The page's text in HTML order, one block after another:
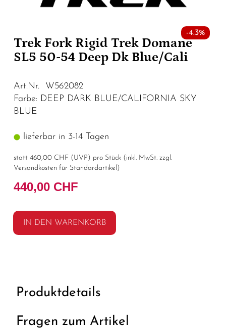
-4.3%
Trek Fork Rigid Trek Domane
SL5 50-54 Deep Dk Blue/Cali
Art.Nr. W562082
Farbe: DEEP DARK BLUE/CALIFORNIA SKY
BLUE
lieferbar in 3-14 Tagen
statt 460,00 CHF ( UVP ) pro Stück (inkl. MwSt. zzgl.
Versandkosten für Standardartikel )
440,00 CHF
IN DEN WARENKORB
Produktdetails
Fragen zum Artikel